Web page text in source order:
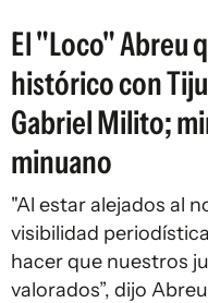
El "Loco" Abreu
histórico con
Gabriel Milito;
minuano
"Al estar alejados al
visibilidad
hacer que nuestros
valorados”, dijo Abreu